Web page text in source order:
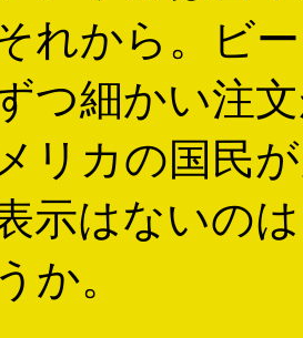
れから。ビ
つ細かい注
リカの国民
示はないの
か。